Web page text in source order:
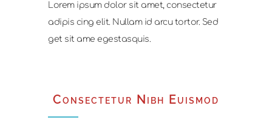
Lorem ipsum dolor sit amet, consectetur
adipis cing elit. Nullam id arcu tortor. Sed
get sit ame egestasquis.
Consectetur Nibh Euismod